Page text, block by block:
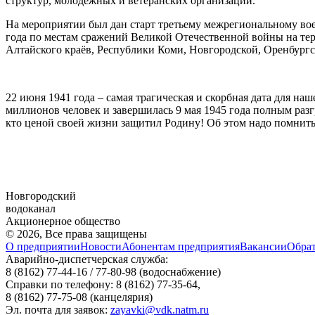
На мероприятии был дан старт третьему межрегиональному
года по местам сражений Великой Отечественной войны на
Алтайского краёв, Республики Коми, Новгородской,
22 июня 1941 года – самая трагическая и скорбная дата для
миллионов человек и завершилась 9 мая 1945 года полным
кто ценой своей жизни защитил Родину! Об этом надо помнить
Новгородский
водоканал
Акционерное общество
© 2026, Все права защищены
О предприятииНовостиАбонентам предприятияВакансии
Аварийно-диспетчерская служба:
8 (8162) 77-44-16 / 77-80-98 (водоснабжение)
Справки по телефону: 8 (8162) 77-35-64,
8 (8162) 77-75-08 (канцелярия)
Эл. почта для заявок: zayavki@vdk.natm.ru